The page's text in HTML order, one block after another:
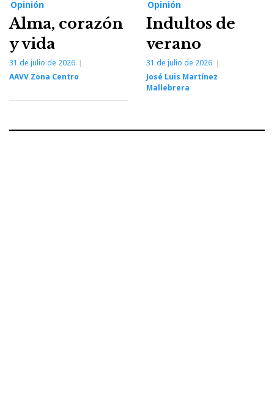
Opinión
Alma, corazón
y vida
31 de julio de 2026
AAVV Zona Centro
Opinión
Indultos de
verano
31 de julio de 2026
José Luis Martínez
Mallebrera